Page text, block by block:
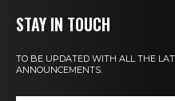
STAY IN TOUCH
TO BE UPDATED WITH ALL THE
ANNOUNCEMENTS.